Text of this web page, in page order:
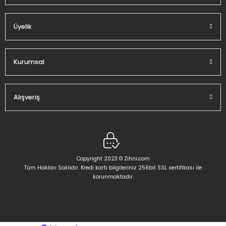
Üyelik
Kurumsal
Alışveriş
Copyright 2023 © Zihni.com
Tüm Hakları Saklıdır. Kredi kartı bilgileriniz 256bit SSL sertifikası ile
korunmaktadır.